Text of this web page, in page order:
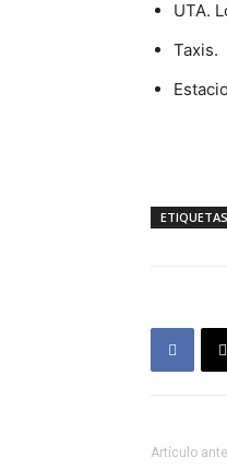
UTA.
Taxis.
ETIQUETAS
Artículo